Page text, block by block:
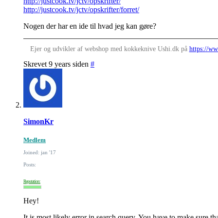
http://justcook.tv/jctv/opskrifter/forret/
Nogen der har en ide til hvad jeg kan gøre?
Ejer og udvikler af webshop med kokkeknive Ushi.dk på https://
Skrevet 9 years siden #
SimonKr
Medlem
Joined: jan '17
Posts:
Reputation:
Hey!